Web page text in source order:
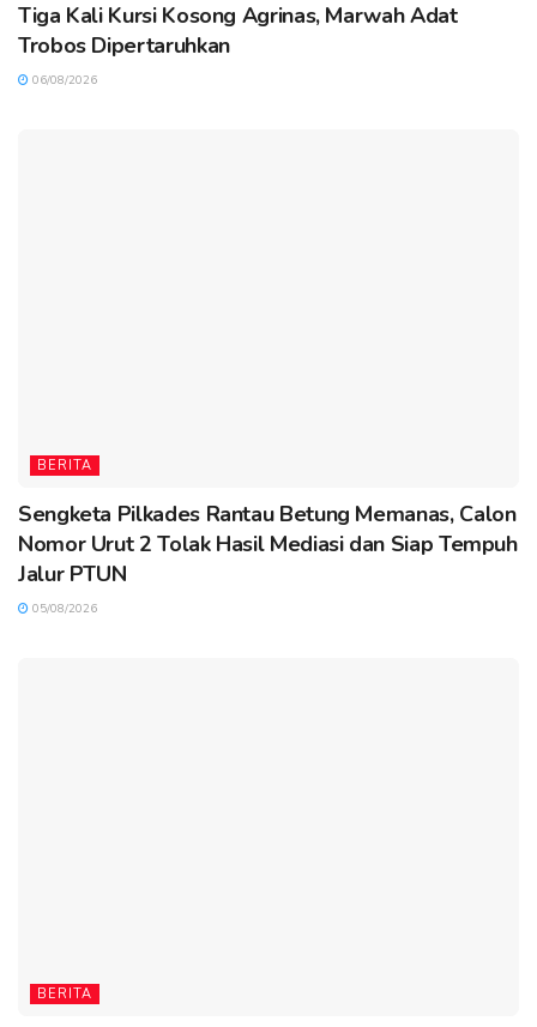
Tiga Kali Kursi Kosong Agrinas, Marwah Adat
Trobos Dipertaruhkan
06/08/2026
BERITA
Sengketa Pilkades Rantau Betung Memanas, Calon
Nomor Urut 2 Tolak Hasil Mediasi dan Siap Tempuh
Jalur PTUN
05/08/2026
BERITA